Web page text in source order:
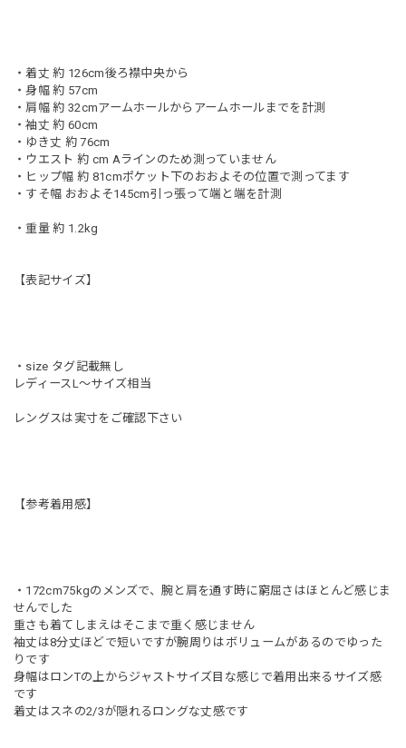
・着丈 約 126cm後ろ襟中央から
・身幅 約 57cm
・肩幅 約 32cmアームホールからアームホールまでを計測
・袖丈 約 60cm
・ゆき丈 約 76cm
・ウエスト 約 cm Aラインのため測っていません
・ヒップ幅 約 81cmポケット下のおおよその位置で測ってます
・すそ幅 おおよそ145cm引っ張って端と端を計測
・重量 約 1.2kg
【表記サイズ】
・size タグ記載無し
レディースL〜サイズ相当
レングスは実寸をご確認下さい
【参考着用感】
・172cm75kgのメンズで、腕と肩を通す時に窮屈さはほとんど感じま
せんでした
重さも着てしまえはそこまで重く感じません
袖丈は8分丈ほどで短いですが腕周りはボリュームがあるのでゆった
りです
身幅はロンTの上からジャストサイズ目な感じで着用出来るサイズ感
です
着丈はスネの2/3が隠れるロングな丈感です